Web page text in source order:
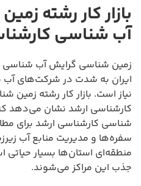
بازار کار رشته
آب شناسی
زمین شناسی گرایش آب شناسی
ایران به شدت در شرکت‌های آب
نیاز است. بازار کار رشته
کارشناسی ارشد نشان می‌دهد
شناسی کارشناسی ارشد برای
سفره‌ها و مدیریت منابع آب
منطقه‌ای استان‌ها بسیار حیاتی
جذب این مراکز می‌شوند.